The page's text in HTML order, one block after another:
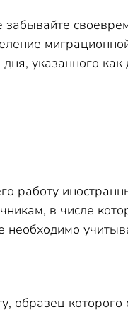
указанного как
работу
в числе
образец